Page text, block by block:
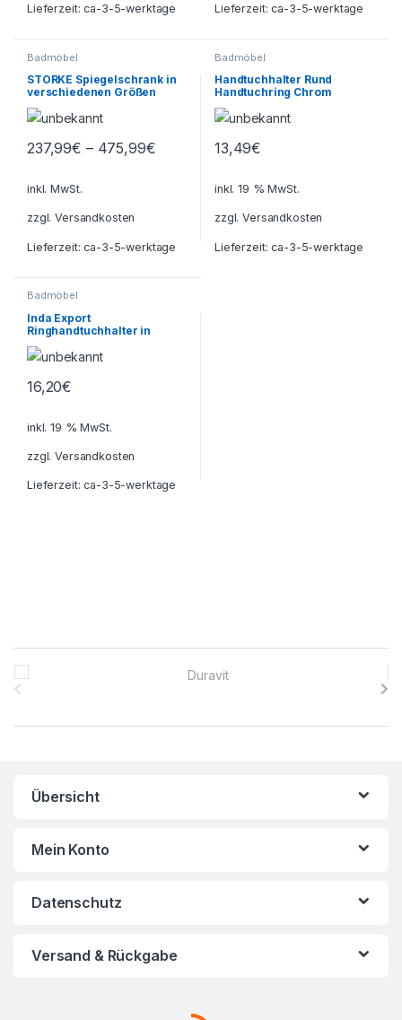
Lieferzeit:ca-3-5-werktage Lieferzeit:ca-3-5-werktage
Badmöbel
STORKE Spiegelschrank in
verschiedenen Größen
Badspiegel Wandspiegel
Spiegel
237,99€ – 475,99€
inkl. MwSt.
zzgl.Versandkosten
Lieferzeit:ca-3-5-werktage
Badmöbel
Handtuchhalter Rund
Handtuchring Chrom
13,49€
inkl. 19 % MwSt.
zzgl.Versandkosten
Lieferzeit:ca-3-5-werktage
Badmöbel
Inda Export
Ringhandtuchhalter in
16,20€
inkl. 19 % MwSt.
zzgl.Versandkosten
Lieferzeit:ca-3-5-werktage
Übersicht
Mein Konto
Datenschutz
Versand & Rückgabe